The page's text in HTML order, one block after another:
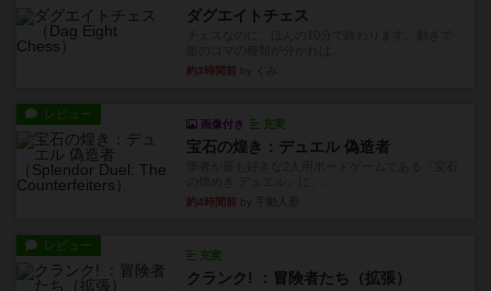
ダグエイトチェス
約3時間前
レビュー
画像付き 充実
宝石の煌き：デュエル 偽造者
約4時間前
レビュー
充実
クランク! ：冒険者たち（拡張）